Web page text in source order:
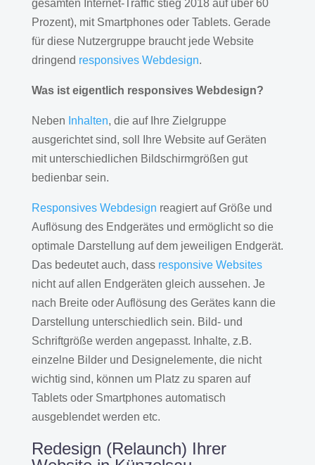
gesamten Internet-Traffic stieg 2018 auf über 60
Prozent), mit Smartphones oder Tablets. Gerade
für diese Nutzergruppe braucht jede Website
dringend responsives Webdesign.
Was ist eigentlich responsives Webdesign?
Neben Inhalten, die auf Ihre Zielgruppe
ausgerichtet sind, soll Ihre Website auf Geräten
mit unterschiedlichen Bildschirmgrößen gut
bedienbar sein.
Responsives Webdesign reagiert auf Größe und
Auflösung des Endgerätes und ermöglicht so die
optimale Darstellung auf dem jeweiligen Endgerät.
Das bedeutet auch, dass responsive Websites
nicht auf allen Endgeräten gleich aussehen. Je
nach Breite oder Auflösung des Gerätes kann die
Darstellung unterschiedlich sein. Bild- und
Schriftgröße werden angepasst. Inhalte, z.B.
einzelne Bilder und Designelemente, die nicht
wichtig sind, können um Platz zu sparen auf
Tablets oder Smartphones automatisch
ausgeblendet werden etc.
Redesign (Relaunch) Ihrer